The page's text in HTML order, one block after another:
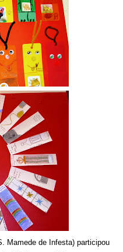
Mamede de Infesta) participou